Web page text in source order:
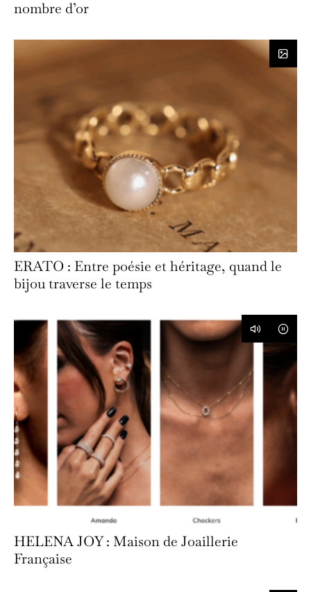
nombre d’or
ERATO : Entre poésie et héritage, quand le
bijou traverse le temps
HELENA JOY : Maison de Joaillerie
Française